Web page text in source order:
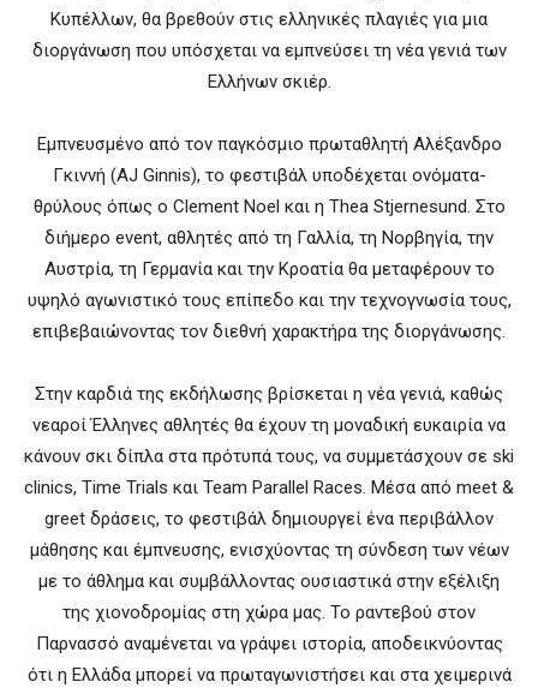
Κυπέλλων, θα βρεθούν στις ελληνικές πλαγιές για μια
διοργάνωση που υπόσχεται να εμπνεύσει τη νέα γενιά των
Ελλήνων σκιέρ.
Εμπνευσμένο από τον παγκόσμιο πρωταθλητή Αλέξανδρο
Γκιννή (AJ Ginnis), το φεστιβάλ υποδέχεται ονόματα-
θρύλους όπως ο Clement Noel και η Thea Stjernesund. Στο
διήμερο event, αθλητές από τη Γαλλία, τη Νορβηγία, την
Αυστρία, τη Γερμανία και την Κροατία θα μεταφέρουν το
υψηλό αγωνιστικό τους επίπεδο και την τεχνογνωσία τους,
επιβεβαιώνοντας τον διεθνή χαρακτήρα της διοργάνωσης.
Στην καρδιά της εκδήλωσης βρίσκεται η νέα γενιά, καθώς
νεαροί Έλληνες αθλητές θα έχουν τη μοναδική ευκαιρία να
κάνουν σκι δίπλα στα πρότυπά τους, να συμμετάσχουν σε ski
clinics, Time Trials και Team Parallel Races. Μέσα από meet &
greet δράσεις, το φεστιβάλ δημιουργεί ένα περιβάλλον
μάθησης και έμπνευσης, ενισχύοντας τη σύνδεση των νέων
με το άθλημα και συμβάλλοντας ουσιαστικά στην εξέλιξη
της χιονοδρομίας στη χώρα μας. Το ραντεβού στον
Παρνασσό αναμένεται να γράψει ιστορία, αποδεικνύοντας
ότι η Ελλάδα μπορεί να πρωταγωνιστήσει και στα χειμερινά